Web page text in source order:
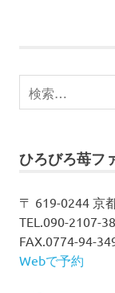
検
索
ひろびろ苺フ
〒 619-0244 京
TEL.090-2107-
FAX.0774-94-
Webで予約